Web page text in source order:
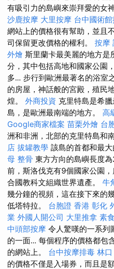
有吸引力的島嶼來崇拜愛的女
沙鹿按摩 大里按摩 台中國術
網站上的價格很有幫助，並且
司保留更改價格的權利。 按摩
外燴 斯里蘭卡最美麗的地方是
分，其中包括高地和國家公園
多... 步行到歐洲最著名的浴室
的房屋，神話般的宮殿，殖民
煌。 外商投資 克里特島是希
島，是歐洲最南端的地方。 高
Google商家檔案 苗栗外燴 台
洲和非洲，北部的克里特島和
店 拔罐教學 該島的首都和最
母 整骨 東方方向的島嶼長度
前，斯洛伐克有9個國家公園
合國教科文組織世界遺產。 牛
幾分鐘的視頻，這在接下來的
低塔特拉。 台胞證 香港 彰化
業 外國人開公司 大里推拿 素
中頭部按摩 令人驚嘆的一系列
的一面... 每個程序的價格都包
的網站上。 台中按摩排毒 林
的價格不僅是入場券，而且是